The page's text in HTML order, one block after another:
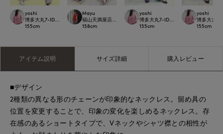
yoshi
博多大丸7-IDconcept.
155cm
Mayu
福山天満屋店INED/7-IDconcept./Maglie
158cm
yoshi
博多大丸7-IDconcept.
155cm
yoshi
博多大丸
155cm
アイテム説明 サイズ詳細 購入レビュー
■デザイン
2種類の異なる形のチェーンが印象的なネックレス。留め具の
位置を変更することで、印象の変化を楽しめるネックレス。存
在感のあるショートタイプで、Vネックやシャツ襟との相性が